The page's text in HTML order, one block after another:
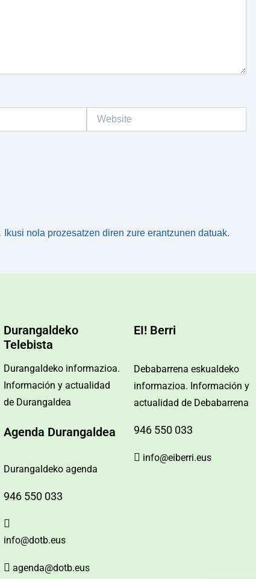
Ikusi nola prozesatzen diren zure erantzunen datuak.
Durangaldeko
Telebista
Durangaldeko informazioa.
Información y actualidad
de Durangaldea
Agenda Durangaldea
Durangaldeko agenda
946 550 033
info@dotb.eus
agenda@dotb.eus
EI! Berri
Debabarrena eskualdeko
informazioa. Información y
actualidad de Debabarrena
946 550 033
info@eiberri.eus